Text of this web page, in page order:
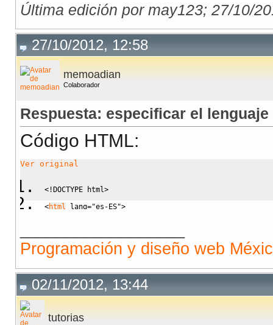
Última edición por may123; 27/10/
27/10/2012, 12:58
memoadian
Colaborador
Respuesta: especificar el lenguaje
Código HTML:
Ver original
<!DOCTYPE html>
<html lang="es-ES">
Programación y diseño web
02/11/2012, 13:44
tutorias